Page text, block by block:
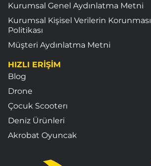
Kurumsal Genel Aydınlatma Metni
Kurumsal Kişisel Verilerin Korunması
Politikası
Müşteri Aydınlatma Metni
HIZLI ERİŞİM
Blog
Drone
Çocuk Scooterı
Deniz Ürünleri
Akrobat Oyuncak